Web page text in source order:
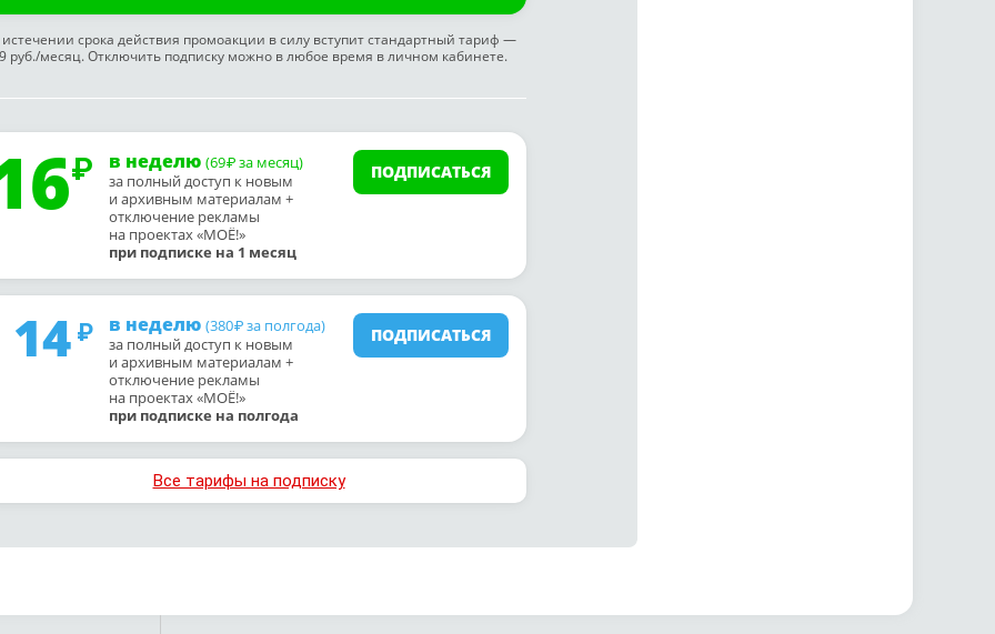
срока действия промоакции в силу вступит стандартный тариф —
руб./месяц. Отключить подписку можно в любое время в личном кабинете.
в неделю (69₽ за месяц)
за полный доступ к новым
и архивным материалам +
отключение рекламы
на проектах «МОЁ!»
при подписке на 1 месяц
ПОДПИСАТЬСЯ
14 в неделю (380₽ за полгода)
за полный доступ к новым
и архивным материалам +
отключение рекламы
на проектах «МОЁ!»
при подписке на полгода
ПОДПИСАТЬСЯ
Все тарифы на подписку